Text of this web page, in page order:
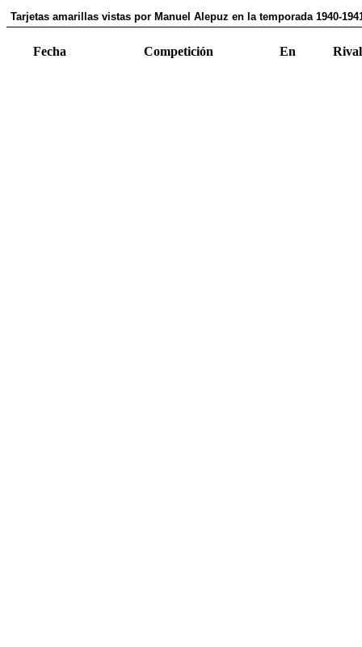
Tarjetas amarillas vistas por Manuel Alepuz en la temporada 1940-
Fecha Competición En Rival